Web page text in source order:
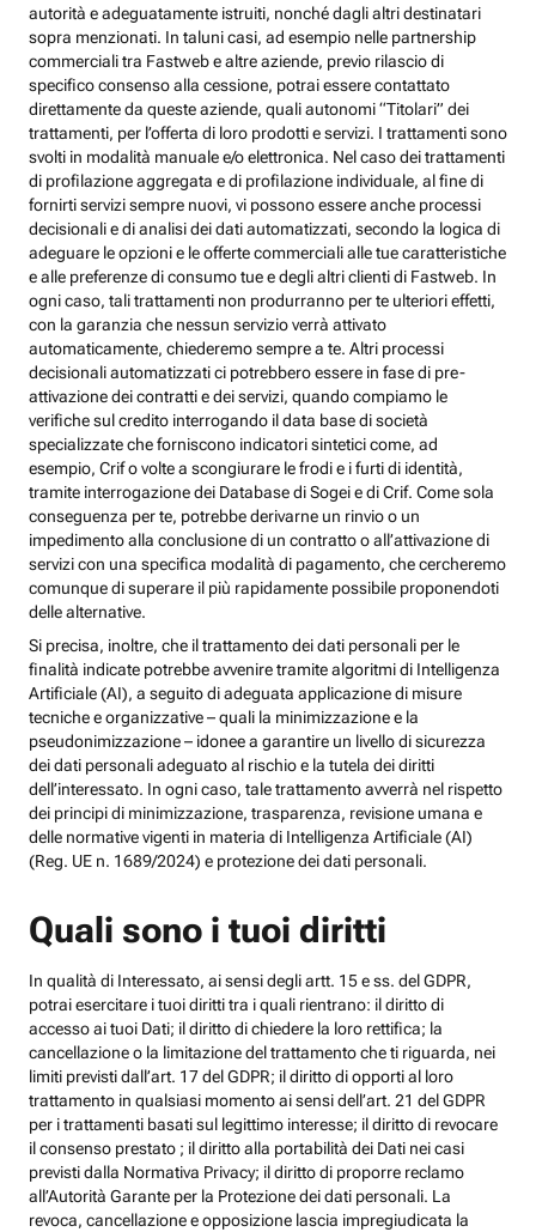
autorità e adeguatamente istruiti, nonché dagli altri destinatari
sopra menzionati. In taluni casi, ad esempio nelle partnership
commerciali tra Fastweb e altre aziende, previo rilascio di
specifico consenso alla cessione, potrai essere contattato
direttamente da queste aziende, quali autonomi “Titolari” dei
trattamenti, per l’offerta di loro prodotti e servizi. I trattamenti sono
svolti in modalità manuale e/o elettronica. Nel caso dei trattamenti
di profilazione aggregata e di profilazione individuale, al fine di
fornirti servizi sempre nuovi, vi possono essere anche processi
decisionali e di analisi dei dati automatizzati, secondo la logica di
adeguare le opzioni e le offerte commerciali alle tue caratteristiche
e alle preferenze di consumo tue e degli altri clienti di Fastweb. In
ogni caso, tali trattamenti non produrranno per te ulteriori effetti,
con la garanzia che nessun servizio verrà attivato
automaticamente, chiederemo sempre a te. Altri processi
decisionali automatizzati ci potrebbero essere in fase di pre-
attivazione dei contratti e dei servizi, quando compiamo le
verifiche sul credito interrogando il data base di società
specializzate che forniscono indicatori sintetici come, ad
esempio, Crif o volte a scongiurare le frodi e i furti di identità,
tramite interrogazione dei Database di Sogei e di Crif. Come sola
conseguenza per te, potrebbe derivarne un rinvio o un
impedimento alla conclusione di un contratto o all’attivazione di
servizi con una specifica modalità di pagamento, che cercheremo
comunque di superare il più rapidamente possibile proponendoti
delle alternative.
Si precisa, inoltre, che il trattamento dei dati personali per le
finalità indicate potrebbe avvenire tramite algoritmi di Intelligenza
Artificiale (AI), a seguito di adeguata applicazione di misure
tecniche e organizzative – quali la minimizzazione e la
pseudonimizzazione – idonee a garantire un livello di sicurezza
dei dati personali adeguato al rischio e la tutela dei diritti
dell’interessato. In ogni caso, tale trattamento avverrà nel rispetto
dei principi di minimizzazione, trasparenza, revisione umana e
delle normative vigenti in materia di Intelligenza Artificiale (AI)
(Reg. UE n. 1689/2024) e protezione dei dati personali.
Quali sono i tuoi diritti
In qualità di Interessato, ai sensi degli artt. 15 e ss. del GDPR,
potrai esercitare i tuoi diritti tra i quali rientrano: il diritto di
accesso ai tuoi Dati; il diritto di chiedere la loro rettifica; la
cancellazione o la limitazione del trattamento che ti riguarda, nei
limiti previsti dall’art. 17 del GDPR; il diritto di opporti al loro
trattamento in qualsiasi momento ai sensi dell’art. 21 del GDPR
per i trattamenti basati sul legittimo interesse; il diritto di revocare
il consenso prestato ; il diritto alla portabilità dei Dati nei casi
previsti dalla Normativa Privacy; il diritto di proporre reclamo
all’Autorità Garante per la Protezione dei dati personali. La
revoca, cancellazione e opposizione lascia impregiudicata la